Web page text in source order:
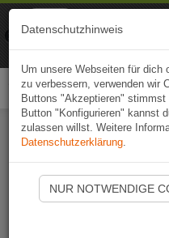
Naviki
Datenschutzhinweis
Um unsere Webseiten für dich
zu verbessern, verwenden wir
Buttons "Akzeptieren" stimmst
Button "Konfigurieren" kannst
zulassen willst. Weitere
Datenschutzerklärung.
NUR NOTWENDIGE
Naviki